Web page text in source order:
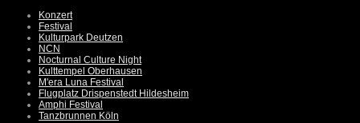
Konzert
Festival
Kulturpark Deutzen
NCN
Nocturnal Culture Night
Kulttempel Oberhausen
M'era Luna Festival
Flugplatz Drispenstedt Hildesheim
Amphi Festival
Tanzbrunnen Köln